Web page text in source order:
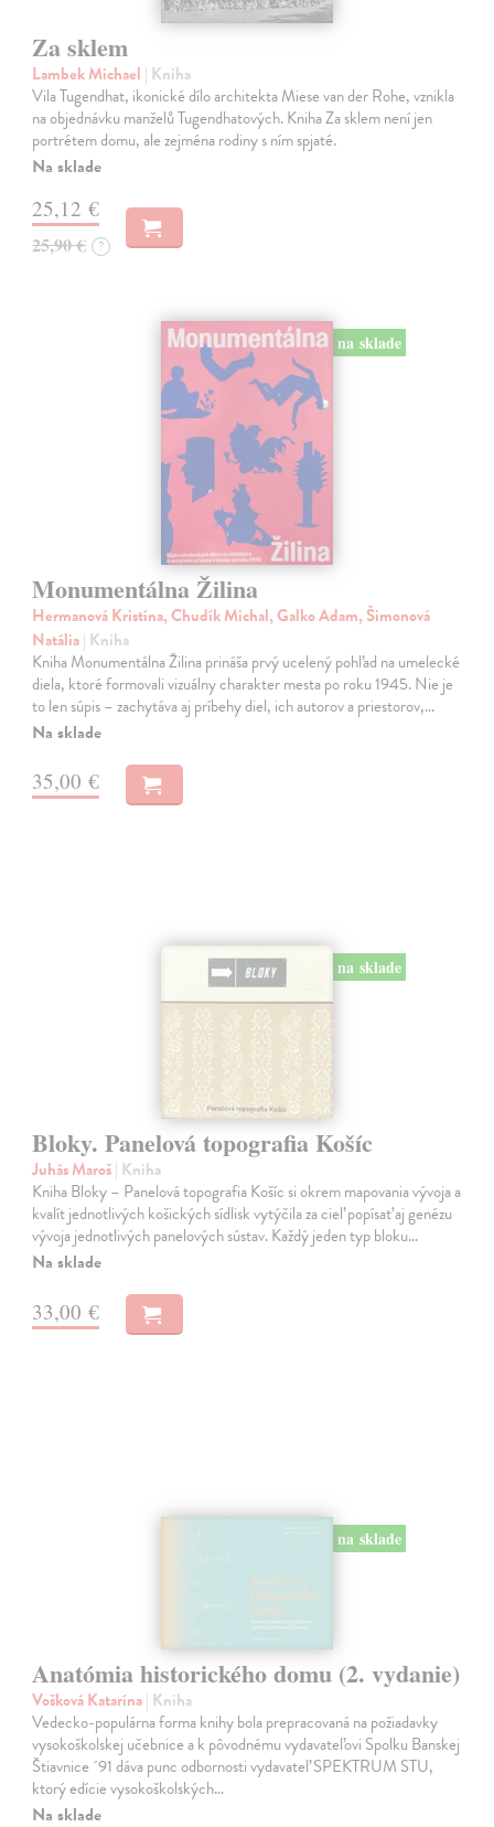
Za sklem
Lambek Michael | Kniha
Vila Tugendhat, ikonické dílo architekta Miese van der Rohe, vznikla
na objednávku manželů Tugendhatových. Kniha Za sklem není jen
portrétem domu, ale zejména rodiny s ním spjaté.
Na sklade
25,12 €
25,90 € ?
na sklade
Monumentálna Žilina
Hermanová Kristína, Chudík Michal, Galko Adam, Šimonová
Natália| Kniha
Kniha Monumentálna Žilina prináša prvý ucelený pohľad na umelecké
diela, ktoré formovali vizuálny charakter mesta po roku 1945. Nie je
to len súpis – zachytáva aj príbehy diel, ich autorov a priestorov,…
Na sklade
35,00 €
na sklade
Bloky. Panelová topografia Košíc
Juhás Maroš| Kniha
Kniha Bloky – Panelová topografia Košíc si okrem mapovania vývoja a
kvalít jednotlivých košických sídlisk vytýčila za cieľ popísať aj genézu
vývoja jednotlivých panelových sústav. Každý jeden typ bloku…
Na sklade
33,00 €
na sklade
Anatómia historického domu (2. vydanie)
Vošková Katarína| Kniha
Vedecko-populárna forma knihy bola prepracovaná na požiadavky
vysokoškolskej učebnice a k pôvodnému vydavateľovi Spolku Banskej
Štiavnice ´91 dáva punc odbornosti vydavateľ SPEKTRUM STU,
ktorý edície vysokoškolských…
Na sklade